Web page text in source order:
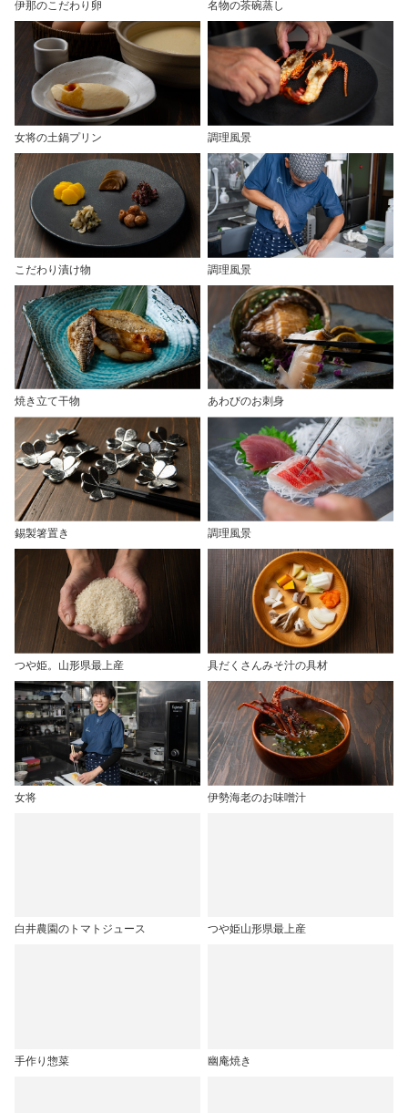
伊那のこだわり卵 名物の茶碗蒸し
女将の土鍋プリン 調理風景
こだわり漬け物 調理風景
焼き立て干物 あわびのお刺身
錫製箸置き 調理風景
つや姫。山形県最上産 具だくさんみそ汁の具材
女将 伊勢海老のお味噌汁
白井農園のトマトジュース つや姫山形県最上産
手作り惣菜 幽庵焼き